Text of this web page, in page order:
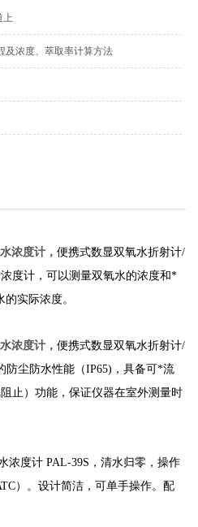
上
及浓度、萃取率计算方法
浓度计，便携式数显双氧水折射计/
度计，可以测量双氧水的浓度和*
的实际浓度。
浓度计，便携式数显双氧水折射计/
防尘防水性能（IP65)，具备可*流
止）功能，保证仪器在室外测量时
浓度计 PAL-39S，清水归零，操作
）。设计简洁，可单手操作。配